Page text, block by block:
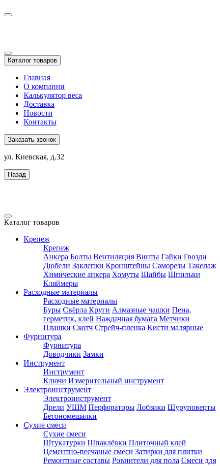
Каталог товаров
Главная
О компании
Калькулятор веса
Доставка
Новости
Контакты
Заказать звонок
ул. Киевская, д.32
Назад
Каталог товаров
Крепеж
Крепеж
Анкера Болты Вентиляция Винты Гайки Гвозди
Дюбели Заклепки Кронштейны Саморезы Такелаж
Химические анкера Хомуты Шайбы Шпильки
Кляймеры
Расходные материалы
Расходные материалы
Буры Свёрла Круги Алмазные чашки Пена,
герметик, клей Наждачная бумага Метчики
Плашки Скотч Стрейч-пленка Кисти малярные
Фурнитура
Фурнитура
Доводчики Замки
Инструмент
Инструмент
Ключи Измерительный инструмент
Электроинструмент
Электроинструмент
Дрели УШМ Перфораторы Лобзики Шуруповерты
Бетономешалки
Сухие смеси
Сухие смеси
Штукатурки Шпаклёвки Плиточный клей
Цементно-песчаные смеси Затирки для плитки
Ремонтные составы Ровнители для пола Смеси для